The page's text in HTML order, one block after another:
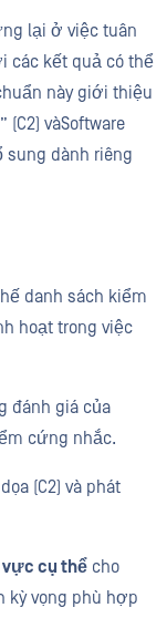
lại ở việc tuân
các kết quả có thể
này giới thiệu
vàSoftware
sung dành riêng
danh sách kiểm
hoạt trong việc
đánh giá của
cứng nhắc.
(C2) và phát
cụ thể cho
kỳ vọng phù hợp